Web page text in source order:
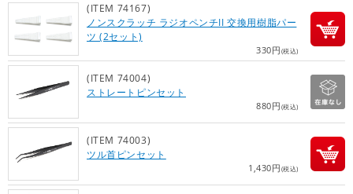
(ITEM 74167)
ノンスクラッチ ラジオペンチII 交換用樹脂パー
ツ (2セット)
330円(税込)
(ITEM 74004)
ストレートピンセット
880円(税込)
(ITEM 74003)
ツル首ピンセット
1,430円(税込)